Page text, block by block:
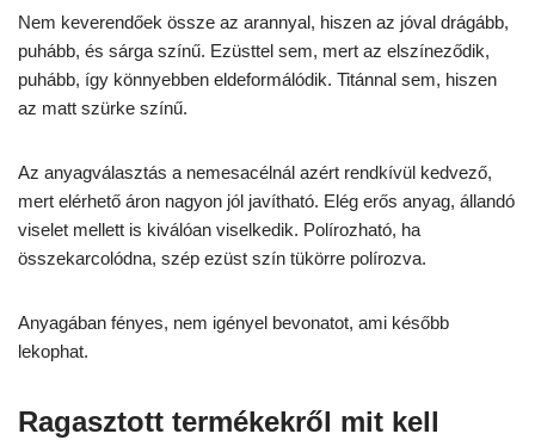
Nem keverendőek össze az arannyal, hiszen az jóval drágább,
puhább, és sárga színű. Ezüsttel sem, mert az elszíneződik,
puhább, így könnyebben eldeformálódik. Titánnal sem, hiszen
az matt szürke színű.
Az anyagválasztás a nemesacélnál azért rendkívül kedvező,
mert elérhető áron nagyon jól javítható. Elég erős anyag, állandó
viselet mellett is kiválóan viselkedik. Polírozható, ha
összekarcolódna, szép ezüst szín tükörre polírozva.
Anyagában fényes, nem igényel bevonatot, ami később
lekophat.
Ragasztott termékekről mit kell